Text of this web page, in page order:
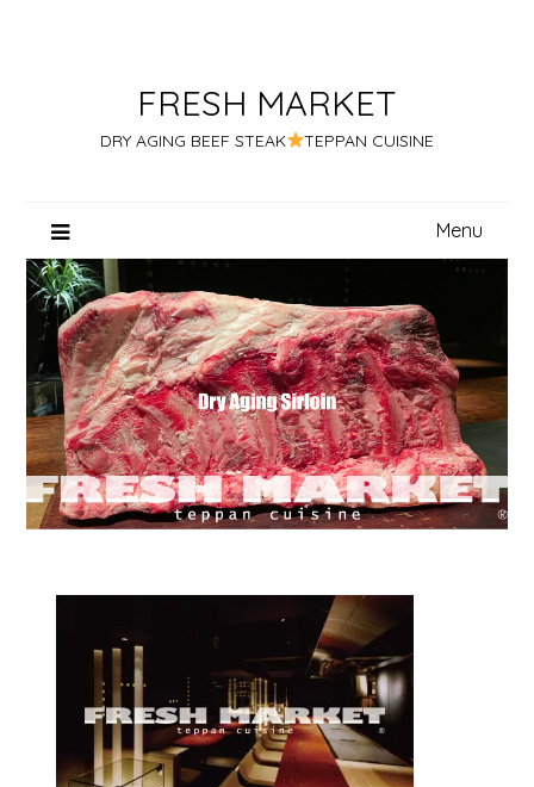
FRESH MARKET
DRY AGING BEEF STEAK TEPPAN CUISINE
Menu